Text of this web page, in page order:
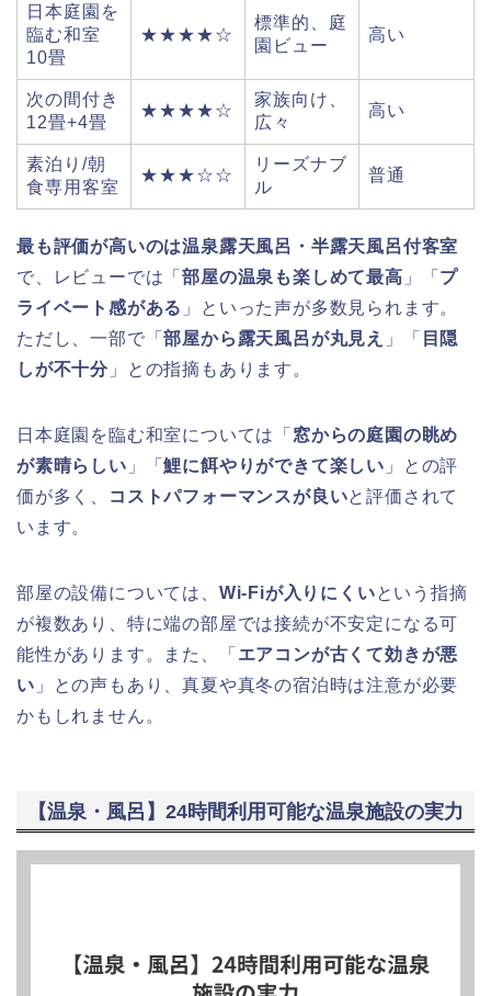
日本庭園を
臨む和室
10畳
★★★★☆
標準的、庭
園ビュー
高い
次の間付き
12畳+4畳
★★★★☆
家族向け、
広々
高い
素泊り/朝
食専用客室
★★★☆☆
リーズナブ
ル
普通
最も評価が高いのは温泉露天風呂・半露天風呂付客室
で、レビューでは「部屋の温泉も楽しめて最高 」「 プ
ライベート感がある 」といった声が多数見られます。
ただし、一部で「部屋から露天風呂が丸見え 」「
目隠
しが不十分 」との指摘もあります。
日本庭園を臨む和室については「 窓からの庭園の眺め
が素晴らしい 」「鯉に餌やりができて楽しい 」との評
価が多く、
コストパフォーマンスが良いと評価されて
います。
部屋の設備については、 Wi-Fiが入りにくいという指摘
が複数あり、特に端の部屋では接続が不安定になる可
能性があります。また、「 エアコンが古くて効きが悪
い 」との声もあり、真夏や真冬の宿泊時は注意が必要
かもしれません。
【温泉・風呂】24時間利用可能な温泉施設の実力